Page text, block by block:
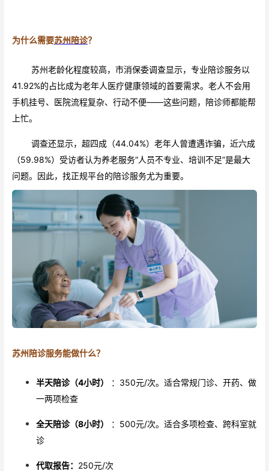
为什么需要苏州陪诊？
苏州老龄化程度较高，市消保委调查显示，专业陪诊服务以
41.92%的占比成为老年人医疗健康领域的首要需求。老人不会用
手机挂号、医院流程复杂、行动不便——这些问题，陪诊师都能帮
上忙。
调查还显示，超四成（44.04%）老年人曾遭遇诈骗，近六成
（59.98%）受访者认为养老服务“人员不专业、培训不足”是最大
问题。因此，找正规平台的陪诊服务尤为重要。
苏州陪诊服务能做什么？
半天陪诊（4小时）
：350元/次。适合常规门诊、开药、做
一两项检查
全天陪诊（8小时）
：500元/次。适合多项检查、跨科室就
诊
代取报告： 250元/次